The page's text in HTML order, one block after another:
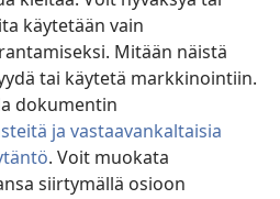
käytetään vain
Mitään näistä
tai käytetä markkinointiin.
dokumentin
ja vastaavankaltaisia
. Voit muokata
siirtymällä osioon